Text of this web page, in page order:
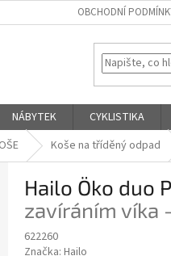
OBCHODNÍ
NÁBYTEK CYKLISTIKA
Koše na tříděný odpad
Hailo Öko duo
zavíráním víka
622260
Značka: Hailo